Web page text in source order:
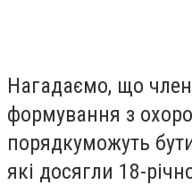
Нагадаємо, що
формування з
порядкуможуть
які досягли 18-